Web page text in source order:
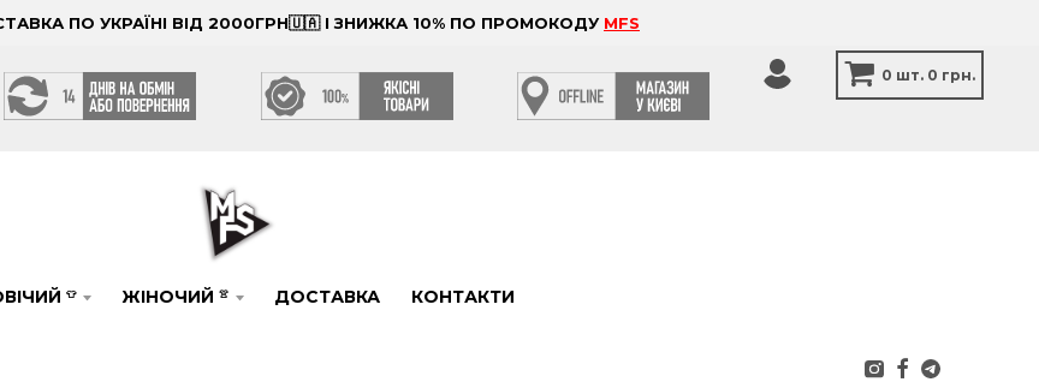
ПО УКРАЇНІ ВІД 2000ГРН🇺🇦 І ЗНИЖКА 10% ПО ПРОМОКОДУ MFS
0 шт. 0 грн.
👕 ЖІНОЧИЙ 👚 ДОСТАВКА КОНТАКТИ